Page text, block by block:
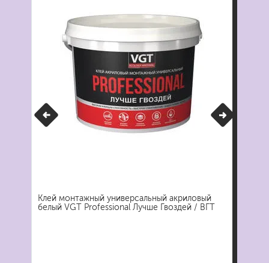
Клей монтажный универсальный акриловый
белый VGT Professional Лучше Гвоздей / ВГТ